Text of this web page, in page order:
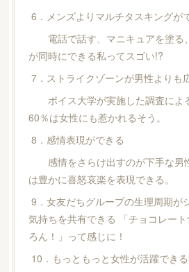
6．メンズよりマルチタスキングが
電話で話す、マニキュアを塗る
が同時にできる私ってスゴい!?
7．ストライクゾーンが男性よりも
ボイス大学が実施した調査によ
60％は女性にも惹かれるそう。
8．感情表現ができる
感情をさらけ出すのが下手な男
は豊かに喜怒哀楽を表現できる。
9．女友だちグループの生理周期が
気持ちを共有できる 「チョコレー
ろん！」って感じに！
10．もっともっと女性が活躍でき